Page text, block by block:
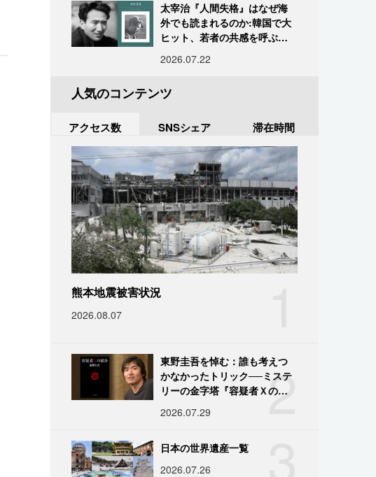
太宰治『人間失格』はなぜ海
外でも読まれるのか:韓国で大
ヒット、若者の共感を呼ぶ
2026.07.22
人気のコンテンツ
アクセス数 SNSシェア 滞在時間
熊本地震被害状況
2026.08.07
2
東野圭吾を悼む：誰も考えつ
かなかったトリック──ミステ
リーの金字塔『容疑者Ｘの献
2026.07.29
日本の世界遺産一覧
2026.07.26